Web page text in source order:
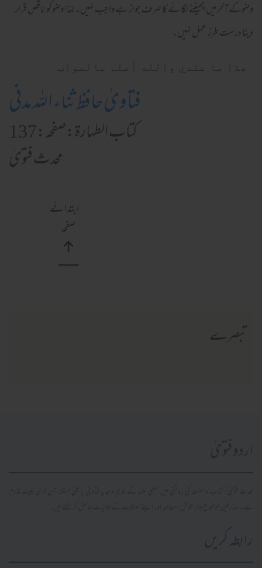
وضوکے آخر میں چھینٹے لگانے کا صرف جواز ہے واجب نہیں۔ لہٰذا وضوکو ناقص قرار
دینا درست طرزِ عمل نہیں۔
ھذا ما عندي والله أعلم بالصواب
فتاویٰ حافظ ثناء اللہ مدنی
كتاب الطہارۃ:صفحہ:137
محدث فتویٰ
ابتدائے
صفحہ
تبصرے